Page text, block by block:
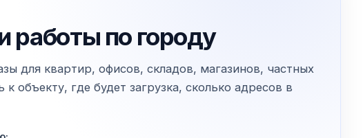
работы по городу
для квартир, офисов, складов, магазинов, частных
где будет загрузка, сколько адресов в